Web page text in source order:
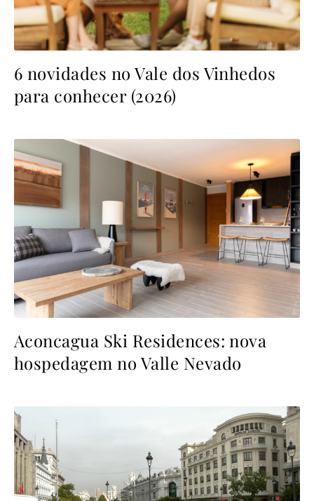
6 novidades no Vale dos Vinhedos
para conhecer (2026)
Aconcagua Ski Residences: nova
hospedagem no Valle Nevado